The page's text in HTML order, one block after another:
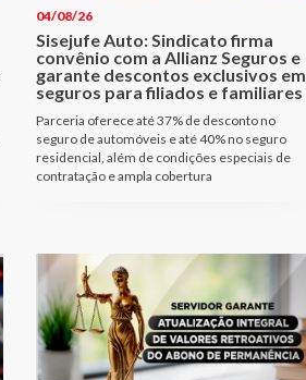
04/08/26
Sisejufe Auto: Sindicato firma
convênio com a Allianz Seguros e
garante descontos exclusivos em
seguros para filiados e familiares
Parceria oferece até 37% de desconto no
seguro de automóveis e até 40% no seguro
residencial, além de condições especiais de
contratação e ampla cobertura